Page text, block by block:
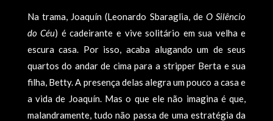
Na trama, Joaquín (Leonardo Sbaraglia, de O Silêncio
do Céu) é cadeirante e vive solitário em sua velha e
escura casa. Por isso, acaba alugando um de seus
quartos do andar de cima para a stripper Berta e sua
filha, Betty. A presença delas alegra um pouco a casa e
a vida de Joaquín. Mas o que ele não imagina é que,
malandramente, tudo não passa de uma estratégia da